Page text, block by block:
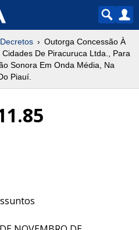
Decretos
Outorga Concessão À
De Piracuruca Ltda., Para
Sonora Em Onda Média, Na
Piauí.